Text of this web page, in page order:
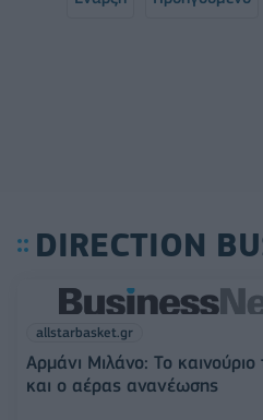
DIRECTION
allstarbasket.gr
Αρμάνι Μιλάνο: Το καινούριο
και ο αέρας ανανέωσης